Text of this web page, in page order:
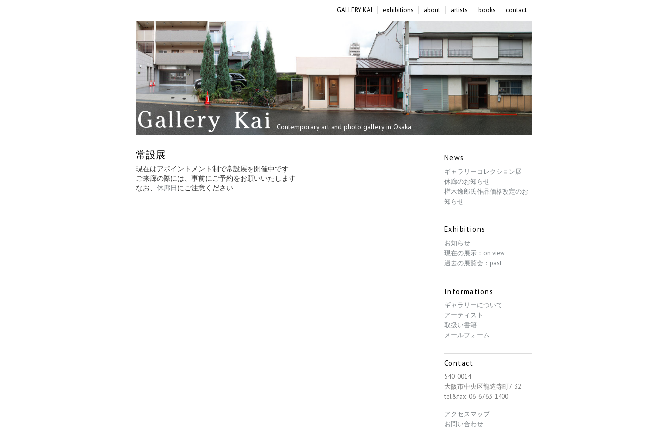
Contemporary art and photo gallery in Osaka.
ン
メ
ニ
ュ
GALLERY KAI exhibitions about artists books contact
常設展
現在はアポイントメント制で常設展を開催中です
ご来廊の際には、事前にご予約をお願いいたします
なお、休廊日にご注意ください
News
ギャラリーコレクション展
休廊のお知らせ
楢木逸郎氏作品価格改定のお
知らせ
Exhibitions
お知らせ
現在の展示：on view
過去の展覧会：past
Informations
ギャラリーについて
アーティスト
取扱い書籍
メールフォーム
Contact
540-0014
大阪市中央区龍造寺町7-32
tel&fax: 06-6763-1400
アクセスマップ
お問い合わせ